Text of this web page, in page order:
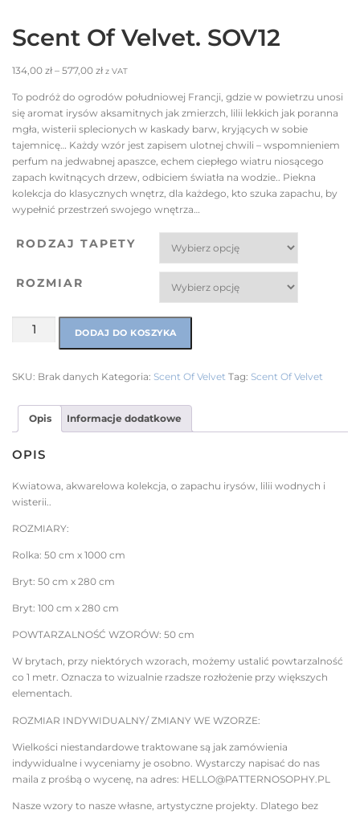
Scent Of Velvet. SOV12
134,00 zł – 577,00 zł z VAT
To podróż do ogrodów południowej Francji, gdzie w powietrzu unosi
się aromat irysów aksamitnych jak zmierzch, lilii lekkich jak poranna
mgła, wisterii splecionych w kaskady barw, kryjących w sobie
tajemnicę… Każdy wzór jest zapisem ulotnej chwili – wspomnieniem
perfum na jedwabnej apaszce, echem ciepłego wiatru niosącego
zapach kwitnących drzew, odbiciem światła na wodzie.. Piekna
kolekcja do klasycznych wnętrz, dla każdego, kto szuka zapachu, by
wypełnić przestrzeń swojego wnętrza…
RODZAJ TAPETY
ROZMIAR
DODAJ DO KOSZYKA
SKU: Brak danych Kategoria: Scent Of Velvet Tag: Scent Of Velvet
Opis Informacje dodatkowe
OPIS
Kwiatowa, akwarelowa kolekcja, o zapachu irysów, lilii wodnych i
wisterii..
ROZMIARY:
Rolka: 50 cm x 1000 cm
Bryt: 50 cm x 280 cm
Bryt: 100 cm x 280 cm
POWTARZALNOŚĆ WZORÓW: 50 cm
W brytach, przy niektórych wzorach, możemy ustalić powtarzalność
co 1 metr. Oznacza to wizualnie rzadsze rozłożenie przy większych
elementach.
ROZMIAR INDYWIDUALNY/ ZMIANY WE WZORZE:
Wielkości niestandardowe traktowane są jak zamówienia
indywidualne i wyceniamy je osobno. Wystarczy napisać do nas
maila z prośbą o wycenę, na adres: HELLO@PATTERNOSOPHY.PL
Nasze wzory to nasze własne, artystyczne projekty. Dlatego bez